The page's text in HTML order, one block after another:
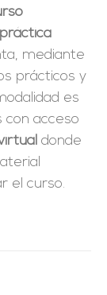
mediante
prácticos y
es
con acceso
donde
el curso.